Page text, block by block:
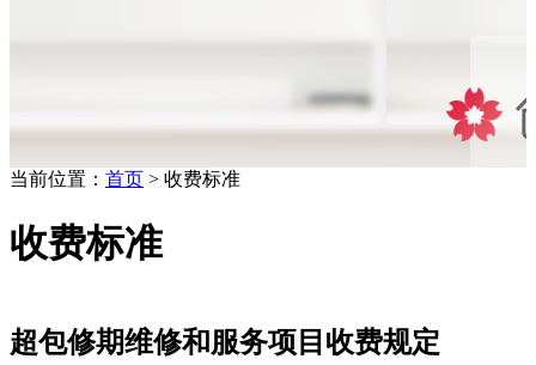
当前位置： 首页 > 收费标准
收费标准
超包修期维修和服务项目收费规定